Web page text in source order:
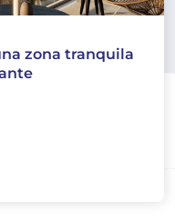
zona tranquila